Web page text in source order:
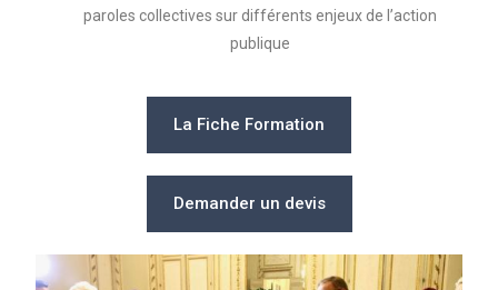
paroles collectives sur différents enjeux de l’action
publique
La Fiche Formation
Demander un devis